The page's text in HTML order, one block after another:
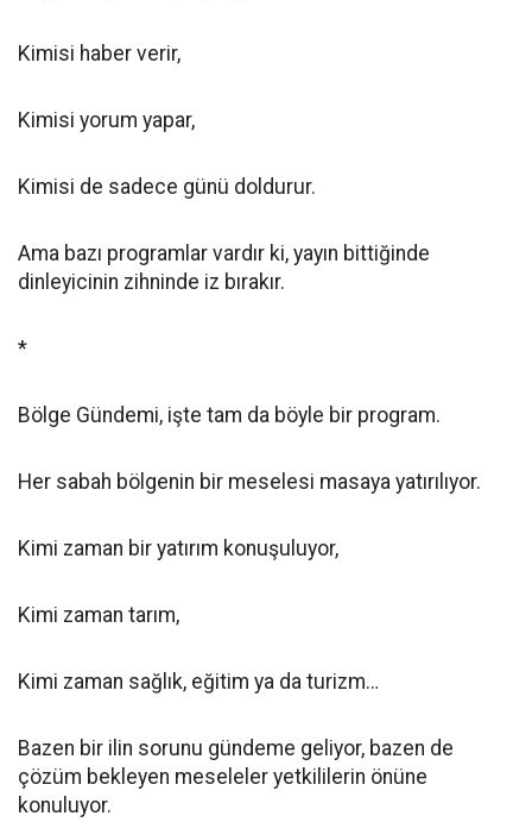
Kimisi haber verir,
Kimisi yorum yapar,
Kimisi de sadece günü doldurur.
Ama bazı programlar vardır ki, yayın bittiğinde
dinleyicinin zihninde iz bırakır.
*
Bölge Gündemi, işte tam da böyle bir program.
Her sabah bölgenin bir meselesi masaya yatırılıyor.
Kimi zaman bir yatırım konuşuluyor,
Kimi zaman tarım,
Kimi zaman sağlık, eğitim ya da turizm…
Bazen bir ilin sorunu gündeme geliyor, bazen de
çözüm bekleyen meseleler yetkililerin önüne
konuluyor.